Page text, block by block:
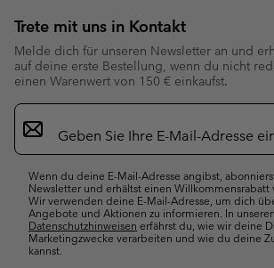
Trete mit uns in Kontakt
Melde dich für unseren Newsletter an und
auf deine erste Bestellung, wenn du nicht
einen Warenwert von 150 € einkaufst.
Newsletter-
Anmeldung
Wenn du deine E-Mail-Adresse angibst,
Newsletter und erhältst einen Willkommensrabatt
Wir verwenden deine E-Mail-Adresse, um dich
Angebote und Aktionen zu informieren. In unseren
Datenschutzhinweisen erfährst du, wie wir deine
Marketingzwecke verarbeiten und wie du deine
kannst.